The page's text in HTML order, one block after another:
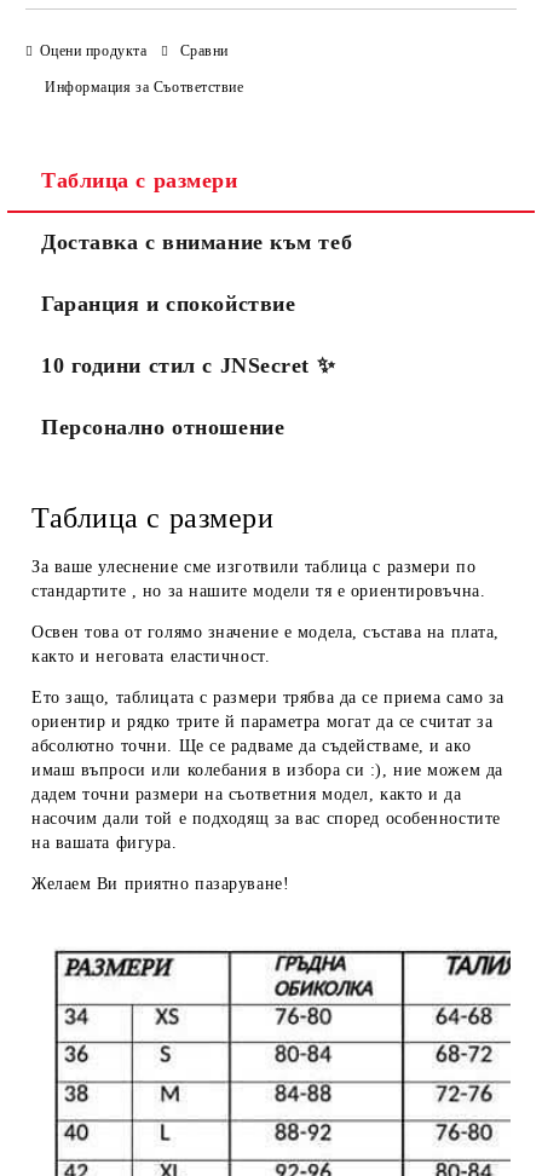
Оцени продукта Сравни
Информация за Съответствие
Таблица с размери
Доставка с внимание към теб
Гаранция и спокойствие
10 години стил с JNSecret ✨️
Персонално отношение
Таблица с размери
За ваше улеснение сме изготвили таблица с размери по
стандартите , но за нашите модели тя е ориентировъчна.
Освен това от голямо значение е модела, състава на плата,
както и неговата еластичност.
Ето защо, таблицата с размери трябва да се приема само за
ориентир и рядко трите й параметра могат да се считат за
абсолютно точни. Ще се радваме да съдействаме, и ако
имаш въпроси или колебания в избора си :), ние можем да
дадемточни размери на съответния модел, както и да
насочим дали той е подходящ за вас според особенностите
на вашата фигура.
Желаем Ви приятно пазаруване!